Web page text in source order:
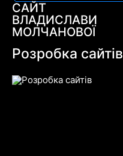
САЙТ
ВЛАДИСЛАВИ
МОЛЧАНОВОЇ
Розробка сайтів